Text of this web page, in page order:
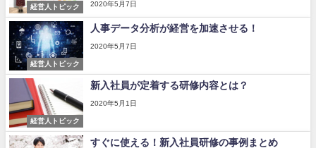
経営人トピック 2020年5月7日
経営人トピック
人事データ分析が経営を加速させる！
2020年5月7日
経営人トピック
新入社員が定着する研修内容とは？
2020年5月1日
すぐに使える！新入社員研修の事例まとめ